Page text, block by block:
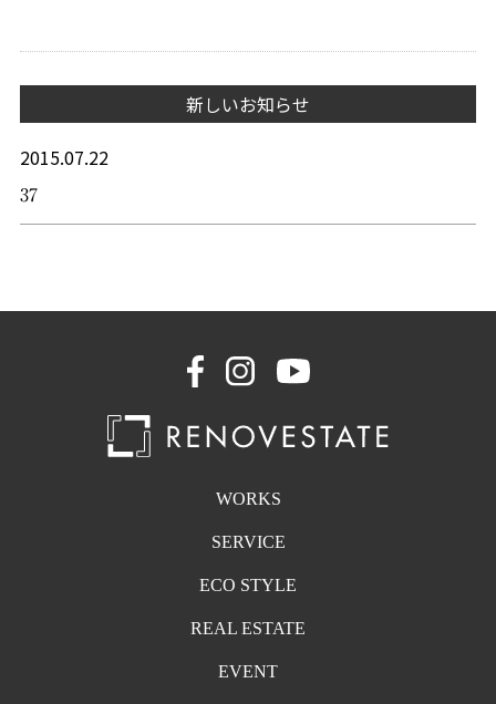
新しいお知らせ
2015.07.22
37
WORKS
SERVICE
ECO STYLE
REAL ESTATE
EVENT